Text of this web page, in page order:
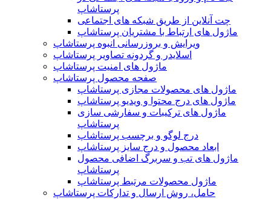
پرستاشاپ
چت آنلاین از طریق شبکه های اجتماعی
ماژول های ارتباط با مشتریان پرستاشاپ
ویرایش و بروزرسانی انبوه پرستاشاپ
اسلایدر و گردونه تصاویر پرستاشاپ
ماژول های امنیت پرستاشاپ
صفحه محصول پرستاشاپ
ماژول های محصولات مجازی پرستاشاپ
ماژول های درج محتوا و ویدیو پرستاشاپ
ماژول های ترکیبات و سفارشی سازی
پرستاشاپ
درج لوگو و برچسب پرستاشاپ
ابعاد محصول و درج سایز پرستاشاپ
ماژول های تب و سربرگ اضافی محصول
پرستاشاپ
ماژول محصولات مرتبط پرستاشاپ
حامل، روش ارسال و تدارکات پرستاشاپ